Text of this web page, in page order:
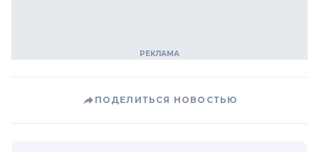
ПОДЕЛИТЬСЯ НОВОСТЬЮ